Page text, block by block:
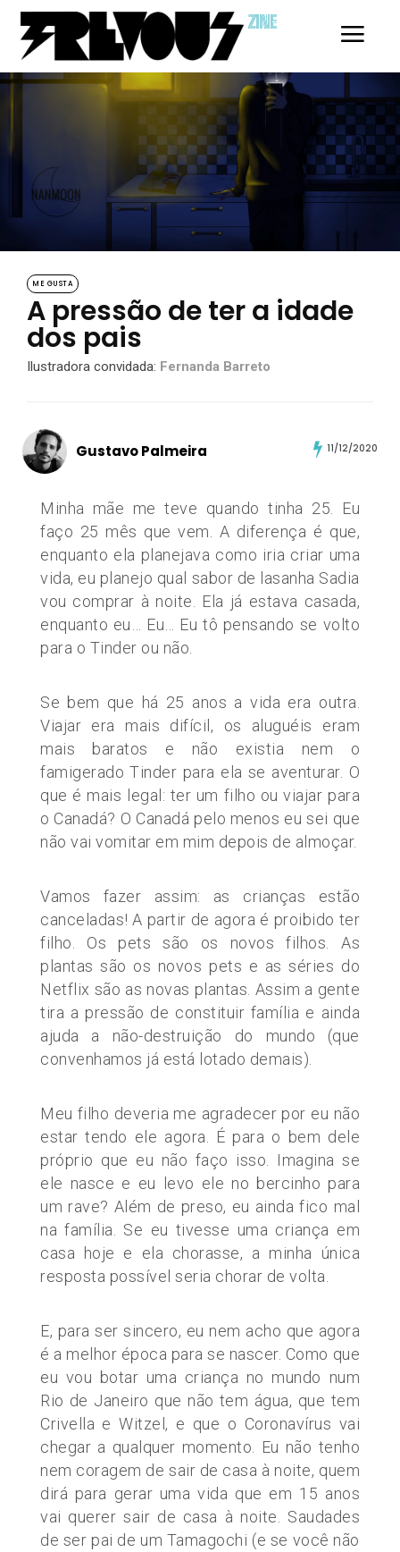
ZINE
ME GUSTA
A pressão de ter a idade
dos pais
Ilustradora convidada: Fernanda Barreto
Gustavo Palmeira 11/12/2020
Minha mãe me teve quando tinha 25. Eu
faço 25 mês que vem. A diferença é que,
enquanto ela planejava como iria criar uma
vida, eu planejo qual sabor de lasanha Sadia
vou comprar à noite. Ela já estava casada,
enquanto eu… Eu… Eu tô pensando se volto
para o Tinder ou não.
Se bem que há 25 anos a vida era outra.
Viajar era mais difícil, os aluguéis eram
mais baratos e não existia nem o
famigerado Tinder para ela se aventurar. O
que é mais legal: ter um filho ou viajar para
o Canadá? O Canadá pelo menos eu sei que
não vai vomitar em mim depois de almoçar.
Vamos fazer assim: as crianças estão
canceladas! A partir de agora é proibido ter
filho. Os pets são os novos filhos. As
plantas são os novos pets e as séries do
Netflix são as novas plantas. Assim a gente
tira a pressão de constituir família e ainda
ajuda a não-destruição do mundo (que
convenhamos já está lotado demais).
Meu filho deveria me agradecer por eu não
estar tendo ele agora. É para o bem dele
próprio que eu não faço isso. Imagina se
ele nasce e eu levo ele no bercinho para
um rave? Além de preso, eu ainda fico mal
na família. Se eu tivesse uma criança em
casa hoje e ela chorasse, a minha única
resposta possível seria chorar de volta.
E, para ser sincero, eu nem acho que agora
é a melhor época para se nascer. Como que
eu vou botar uma criança no mundo num
Rio de Janeiro que não tem água, que tem
Crivella e Witzel, e que o Coronavírus vai
chegar a qualquer momento. Eu não tenho
nem coragem de sair de casa à noite, quem
dirá para gerar uma vida que em 15 anos
vai querer sair de casa à noite. Saudades
de ser pai de um Tamagochi (e se você não